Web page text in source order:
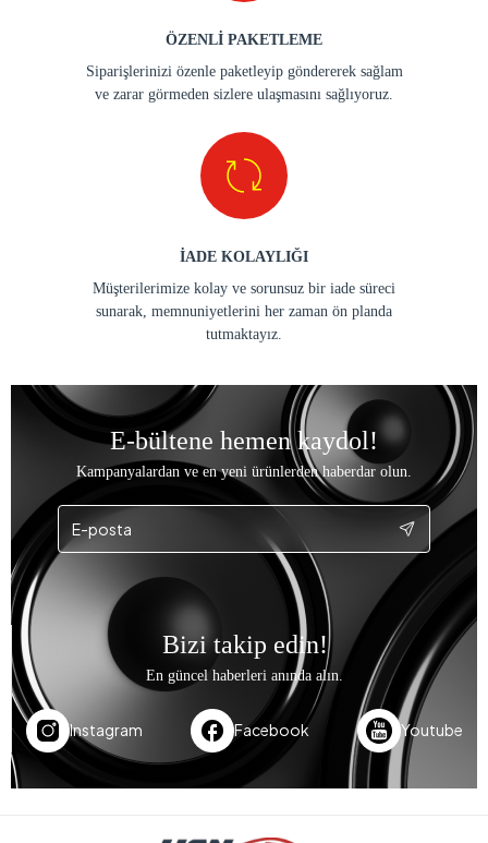
ÖZENLİ PAKETLEME
Siparişlerinizi özenle paketleyip göndererek sağlam
ve zarar görmeden sizlere ulaşmasını sağlıyoruz.
İADE KOLAYLIĞI
Müşterilerimize kolay ve sorunsuz bir iade süreci
sunarak, memnuniyetlerini her zaman ön planda
tutmaktayız.
E-bültene hemen kaydol!
Kampanyalardan ve en yeni ürünlerden haberdar olun.
Bizi takip edin!
En güncel haberleri anında alın.
Instagram Facebook Youtube